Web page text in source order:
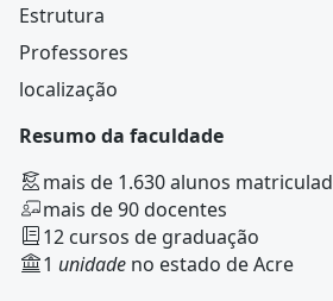
Estrutura
Professores
localização
Resumo da faculdade
mais de 1.630 alunos
mais de 90 docentes
12 cursos de graduação
1 unidade no estado de Acre